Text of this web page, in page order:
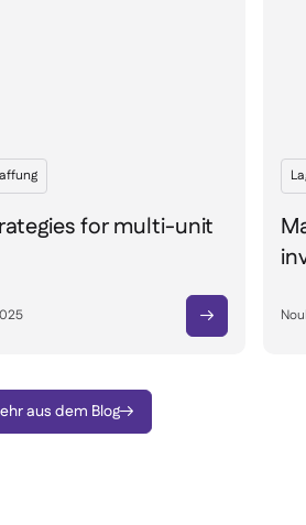
for multi-unit

aus dem Blog